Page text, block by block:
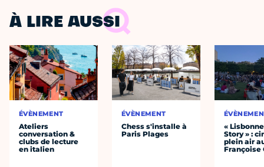
À LIRE AUSSI
ÉVÈNEMENT
Ateliers
conversation &
clubs de lecture
en italien
ÉVÈNEMENT
Chess s'installe à
Paris Plages
« Lisbonne
Story » :
plein air
Françoise